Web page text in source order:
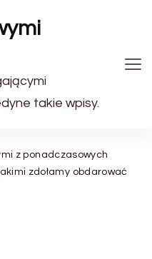
takie wpisy.
z ponadczasowych
zdołamy obdarować